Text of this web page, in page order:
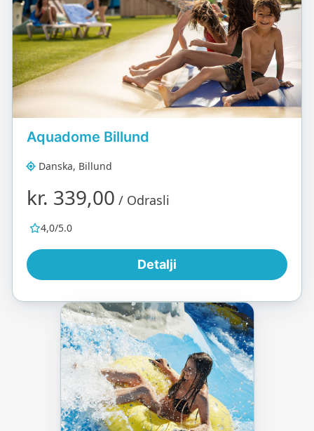
Aquadome Billund
Danska, Billund
kr. 339,00 / Odrasli
4,0/5.0
Detalji